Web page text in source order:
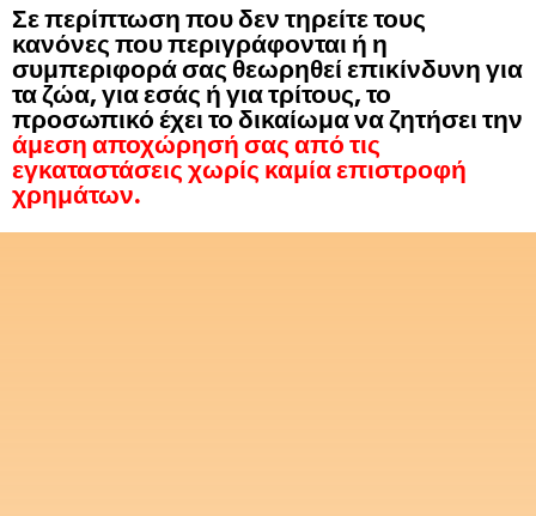
Σε περίπτωση που δεν τηρείτε τους
κανόνες που περιγράφονται ή η
συμπεριφορά σας θεωρηθεί επικίνδυνη για
τα ζώα, για εσάς ή για τρίτους, το
προσωπικό έχει το δικαίωμα να ζητήσει την
άμεση αποχώρησή σας από τις
εγκαταστάσεις χωρίς καμία επιστροφή
χρημάτων.